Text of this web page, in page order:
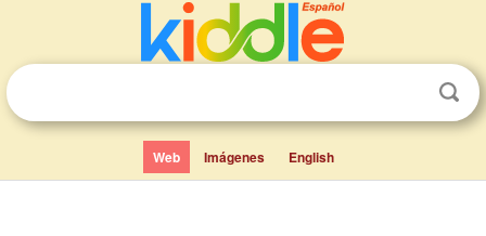
Web Imágenes English